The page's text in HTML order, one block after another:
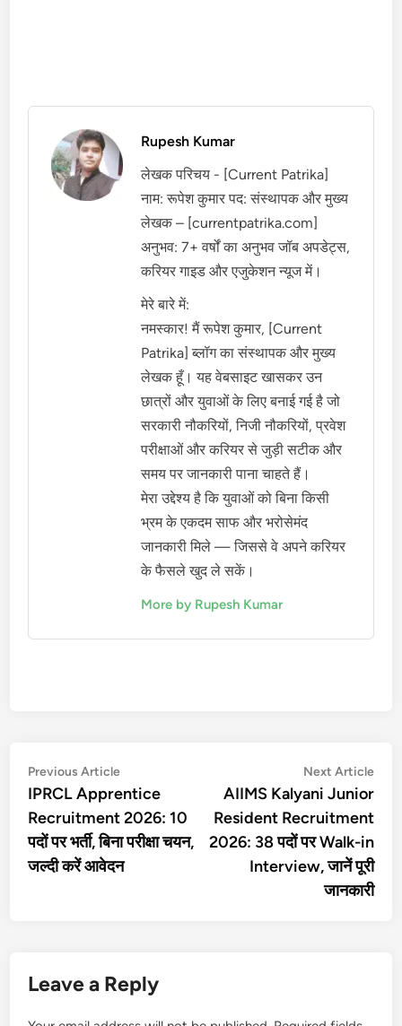
Rupesh Kumar
लेखक परिचय - [Current Patrika]
नाम: रूपेश कुमार पद: संस्थापक और मुख्य
लेखक – [currentpatrika.com]
अनुभव: 7+ वर्षों का अनुभव जॉब अपडेट्स,
करियर गाइड और एजुकेशन न्यूज में।
मेरे बारे में:
नमस्कार! मैं रूपेश कुमार, [Current
Patrika] ब्लॉग का संस्थापक और मुख्य
लेखक हूँ। यह वेबसाइट खासकर उन
छात्रों और युवाओं के लिए बनाई गई है जो
सरकारी नौकरियों, निजी नौकरियों, प्रवेश
परीक्षाओं और करियर से जुड़ी सटीक और
समय पर जानकारी पाना चाहते हैं।
मेरा उद्देश्य है कि युवाओं को बिना किसी
भ्रम के एकदम साफ और भरोसेमंद
जानकारी मिले — जिससे वे अपने करियर
के फैसले खुद ले सकें।
More by Rupesh Kumar
Post
navigation
Previous ArticlePrevious
article:
IPRCL Apprentice
Recruitment 2026: 10
पदों पर भर्ती, बिना परीक्षा चयन,
जल्दी करें आवेदन
Next Article
AIIMS Kalyani Junior
Resident Recruitment
2026: 38 पदों पर Walk-in
Interview, जानें पूरी
जानकारी
Leave a Reply